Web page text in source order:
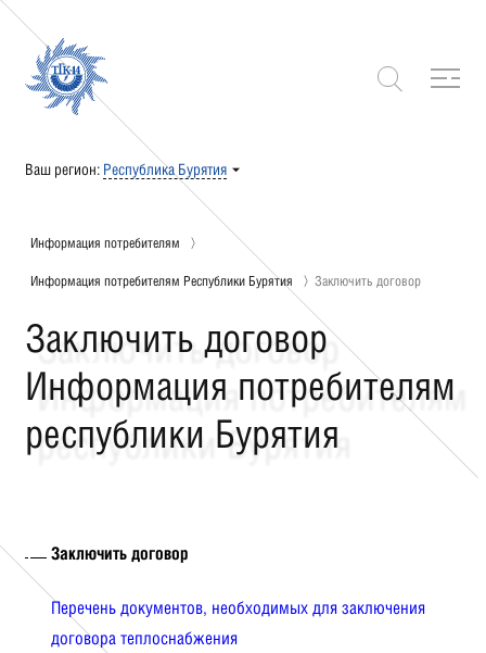
Ваш регион: Республика Бурятия
Информация потребителям
Информация потребителям Республики Бурятия Заключить договор
Заключить договор
Информация потребителям
республики Бурятия
Заключить договор
Перечень документов, необходимых для заключения
договора теплоснабжения